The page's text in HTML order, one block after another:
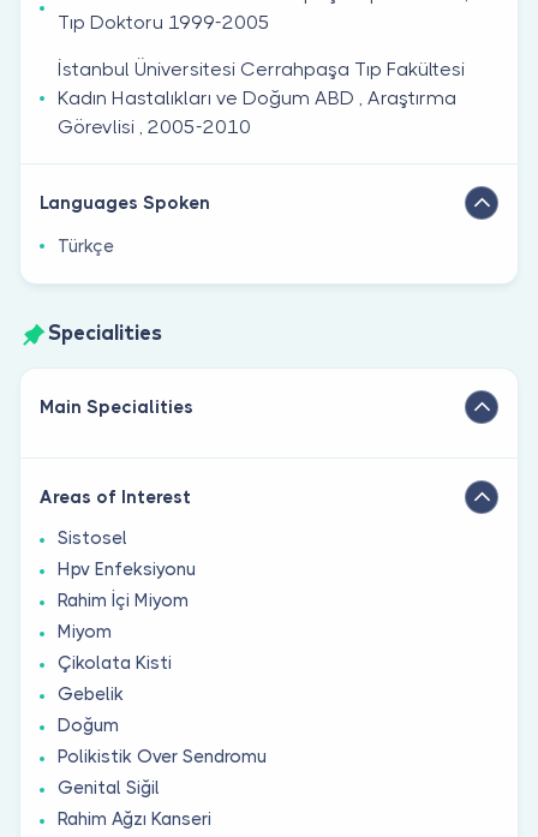
Tıp Doktoru 1999-2005
İstanbul Üniversitesi Cerrahpaşa Tıp Fakültesi
Kadın Hastalıkları ve Doğum ABD , Araştırma
Görevlisi , 2005-2010
Languages Spoken
Türkçe
Specialities
Main Specialities
Areas of Interest
Sistosel
Hpv Enfeksiyonu
Rahim İçi Miyom
Miyom
Çikolata Kisti
Gebelik
Doğum
Polikistik Over Sendromu
Genital Siğil
Rahim Ağzı Kanseri